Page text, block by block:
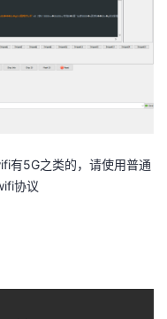
有5G之类的，请使用普通
协议